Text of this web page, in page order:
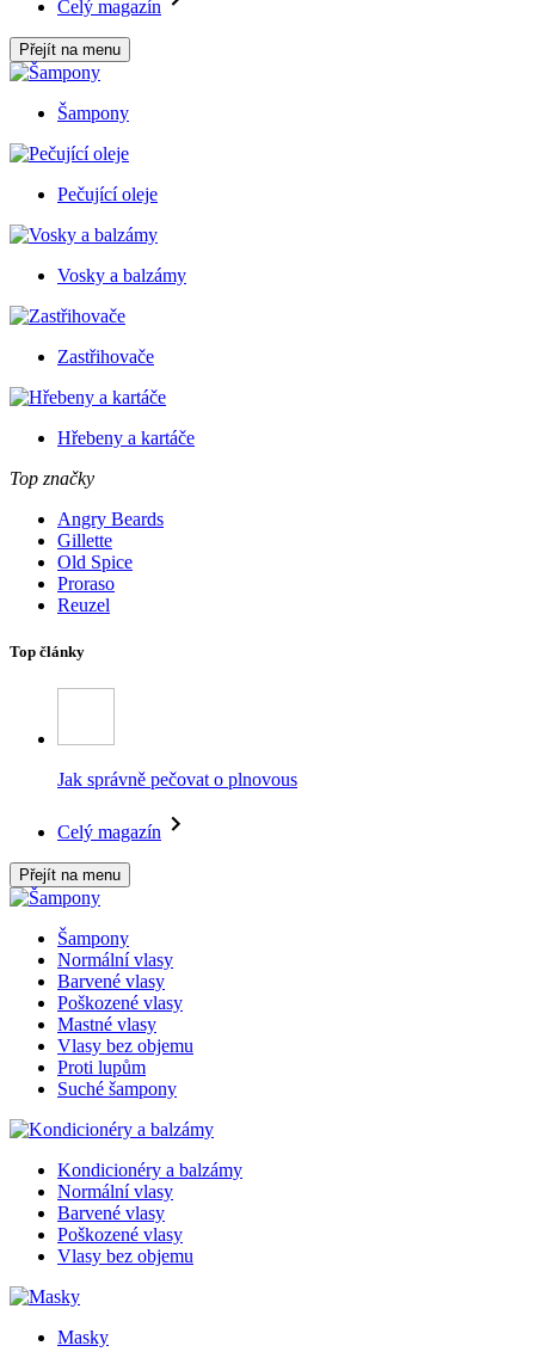
Celý magazín
Přejít na menu
Šampony
Pečující oleje
Vosky a balzámy
Zastřihovače
Hřebeny a kartáče
Top značky
Angry Beards
Gillette
Old Spice
Proraso
Reuzel
Top články
Jak správně pečovat o plnovous
Celý magazín
Přejít na menu
Šampony
Normální vlasy
Barvené vlasy
Poškozené vlasy
Mastné vlasy
Vlasy bez objemu
Proti lupům
Suché šampony
Kondicionéry a balzámy
Normální vlasy
Barvené vlasy
Poškozené vlasy
Vlasy bez objemu
Masky